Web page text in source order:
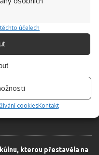
účelech
cookiesKontakt
materiál: otázka, kterou se
kterou přestavěla na